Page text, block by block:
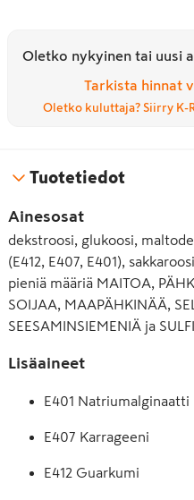
Oletko nykyinen tai uusi
Tarkista hinnat
Oletko kuluttaja? Siirry K-
Tuotetiedot
Ainesosat
dekstroosi, glukoosi,
(E412, E407, E401),
pieniä määriä MAITOA,
SOIJAA, MAAPÄHKINÄÄ,
SEESAMINSIEMENIÄ ja
Lisäaineet
E401 Natriumalginaatti
E407 Karrageeni
E412 Guarkumi